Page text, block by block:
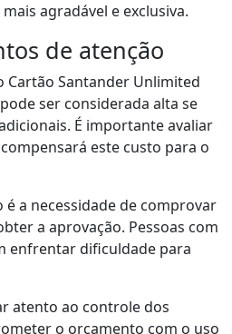
agradável e exclusiva.
de atenção
Cartão Santander Unlimited
ser considerada alta se
É importante avaliar
este custo para o
a necessidade de comprovar
a aprovação. Pessoas com
enfrentar dificuldade para
atento ao controle dos
o orçamento com o uso